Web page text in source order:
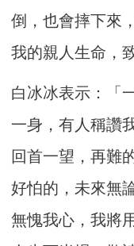
倒，也會摔下來
我的親人生命，
白冰冰表示：「
一身，有人稱讚
回首一望，再難
好怕的，未來無
無愧我心，我將